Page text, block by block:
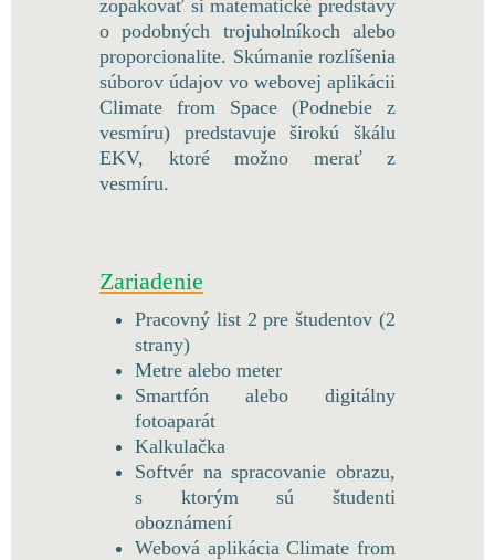
zopakovať si matematické predstavy
o podobných trojuholníkoch alebo
proporcionalite. Skúmanie rozlíšenia
súborov údajov vo webovej aplikácii
Climate from Space (Podnebie z
vesmíru) predstavuje širokú škálu
EKV, ktoré možno merať z
vesmíru.
Zariadenie
Pracovný list 2 pre študentov (2
strany)
Metre alebo meter
Smartfón alebo digitálny
fotoaparát
Kalkulačka
Softvér na spracovanie obrazu,
s ktorým sú študenti
oboznámení
Webová aplikácia Climate from